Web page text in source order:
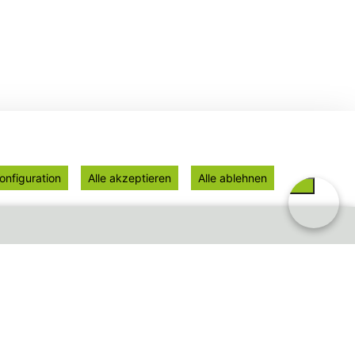
Alle akzeptieren Alle ablehnen